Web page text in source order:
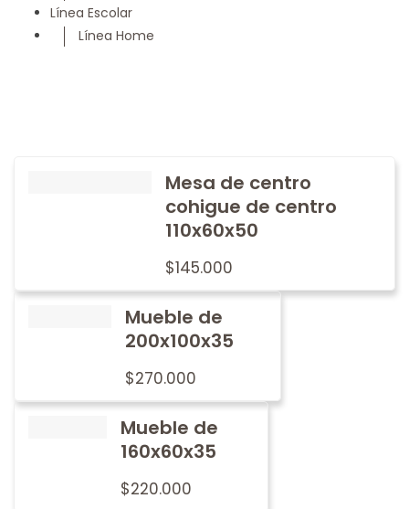
Línea Escolar
Línea Home
Mesa de centro
cohigue de centro
110x60x50
$145.000
Mueble de
200x100x35
$270.000
Mueble de
160x60x35
$220.000